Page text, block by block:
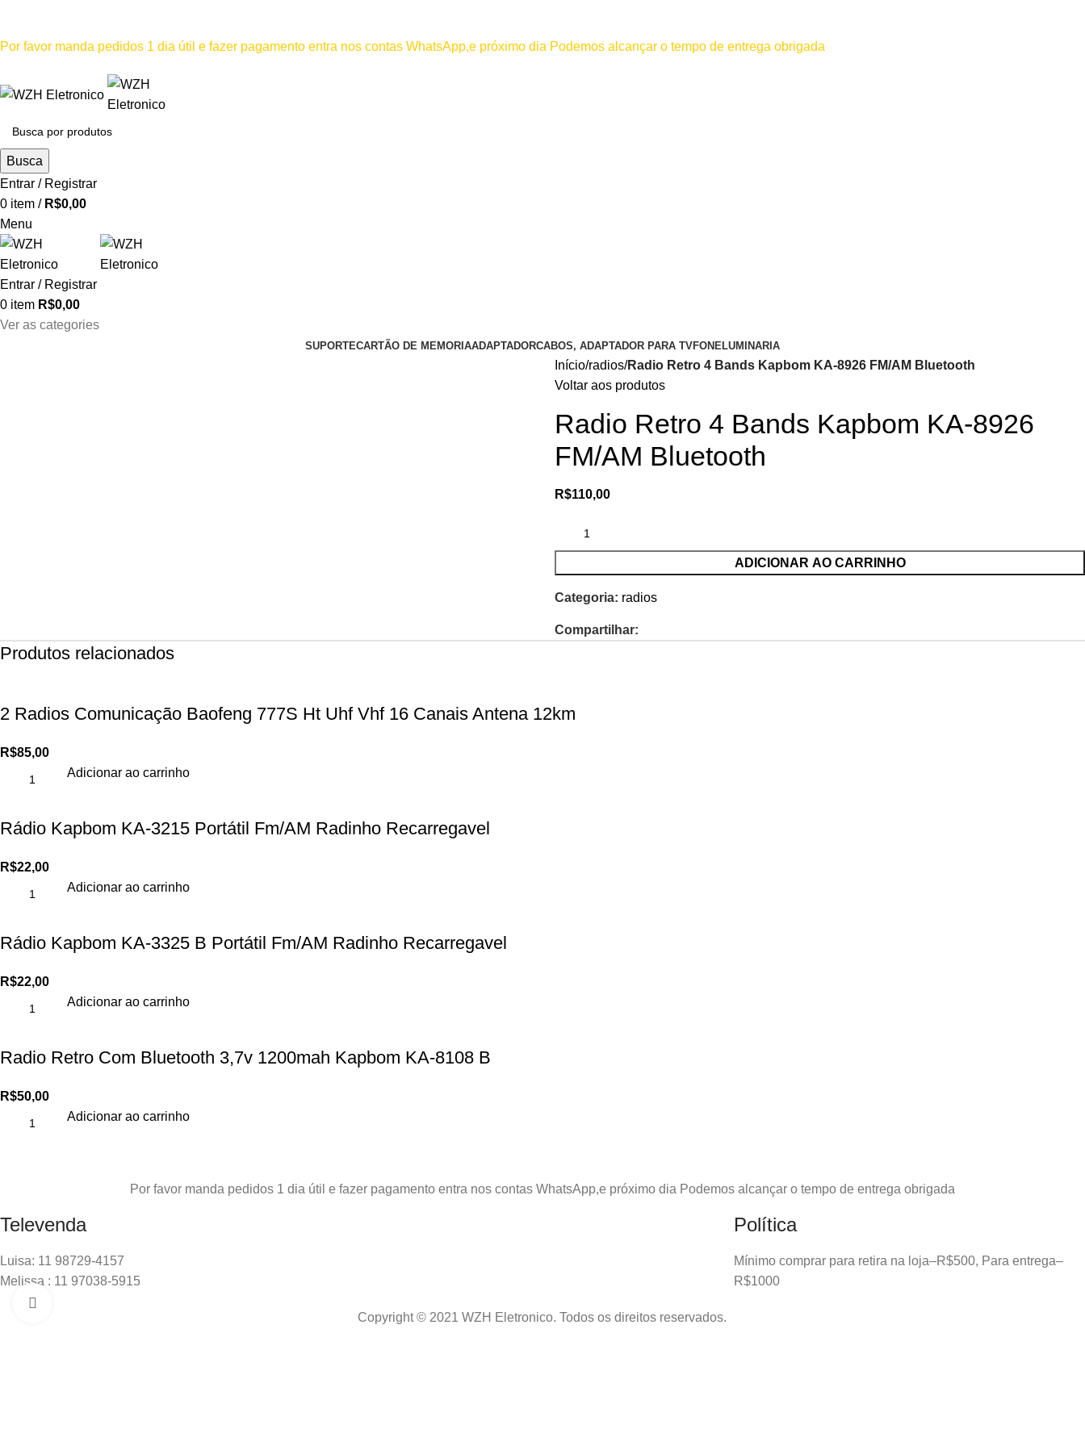
Por favor manda pedidos 1 dia útil e fazer pagamento entra nos contas WhatsApp,e próximo dia Podemos alcançar o tempo de entrega obrigada
Busca
Entrar / Registrar
0 item / R$0,00
Menu
Entrar / Registrar
0 item R$0,00
Ver as categories
SUPORTECARTÃO DE MEMORIAADAPTADORCABOS, ADAPTADOR PARA TVFONELUMINARIA
Início radios Radio Retro 4 Bands Kapbom KA-8926 FM/AM Bluetooth
Voltar aos produtos
Radio Retro 4 Bands Kapbom KA-8926
FM/AM Bluetooth
R$110,00
ADICIONAR AO CARRINHO
Categoria: radios
Compartilhar:
Produtos relacionados
2 Radios Comunicação Baofeng 777S Ht Uhf Vhf 16 Canais Antena 12km
R$85,00
Adicionar ao carrinho
Rádio Kapbom KA-3215 Portátil Fm/AM Radinho Recarregavel
R$22,00
Adicionar ao carrinho
Rádio Kapbom KA-3325 B Portátil Fm/AM Radinho Recarregavel
R$22,00
Adicionar ao carrinho
Radio Retro Com Bluetooth 3,7v 1200mah Kapbom KA-8108 B
R$50,00
Adicionar ao carrinho
Por favor manda pedidos 1 dia útil e fazer pagamento entra nos contas WhatsApp,e próximo dia Podemos alcançar o tempo de entrega obrigada
Televenda
Luisa: 11 98729-4157
Melissa : 11 97038-5915
Política
Mínimo comprar para retira na loja–R$500, Para entrega–
R$1000
Copyright © 2021 WZH Eletronico. Todos os direitos reservados.